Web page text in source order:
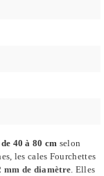
40 à 80 cm selon
les cales Fourchettes
mm de diamètre. Elles